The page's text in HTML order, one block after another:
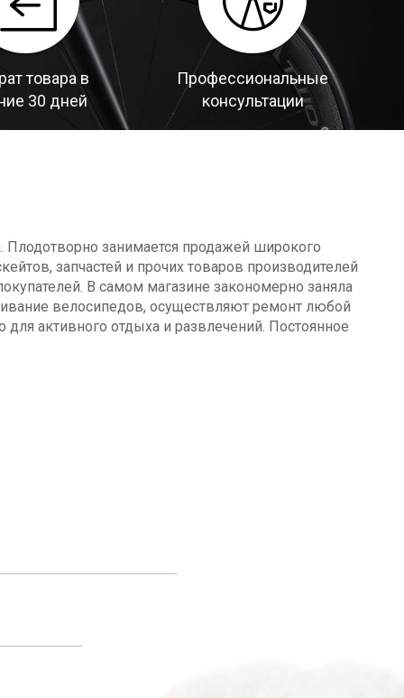
товара в
30 дней
Профессиональные
консультации
Плодотворно занимается продажей широкого
запчастей и прочих товаров производителей
В самом магазине закономерно заняла
велосипедов, осуществляют ремонт любой
для активного отдыха и развлечений. Постоянное